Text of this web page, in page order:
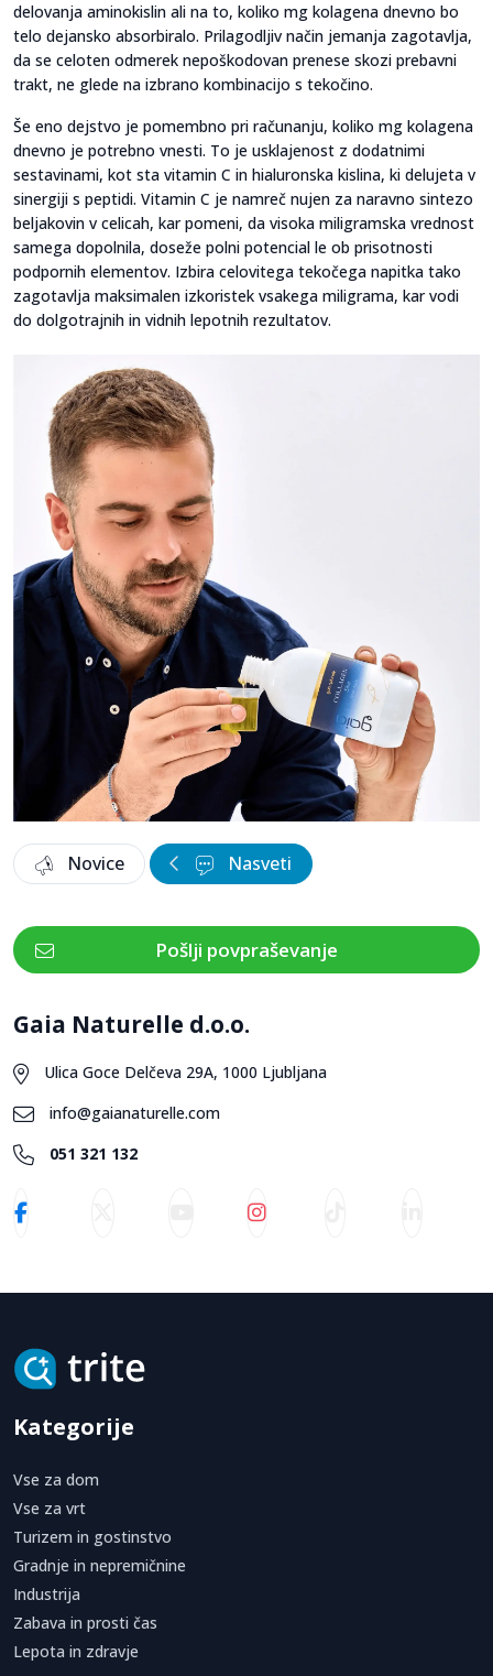
delovanja aminokislin ali na to, koliko mg kolagena dnevno bo
telo dejansko absorbiralo. Prilagodljiv način jemanja zagotavlja,
da se celoten odmerek nepoškodovan prenese skozi prebavni
trakt, ne glede na izbrano kombinacijo s tekočino.
Še eno dejstvo je pomembno pri računanju, koliko mg kolagena
dnevno je potrebno vnesti. To je usklajenost z dodatnimi
sestavinami, kot sta vitamin C in hialuronska kislina, ki delujeta v
sinergiji s peptidi. Vitamin C je namreč nujen za naravno sintezo
beljakovin v celicah, kar pomeni, da visoka miligramska vrednost
samega dopolnila, doseže polni potencial le ob prisotnosti
podpornih elementov. Izbira celovitega tekočega napitka tako
zagotavlja maksimalen izkoristek vsakega miligrama, kar vodi
do dolgotrajnih in vidnih lepotnih rezultatov.
Novice Nasveti
Pošlji povpraševanje
Gaia Naturelle d.o.o.
Ulica Goce Delčeva 29A, 1000 Ljubljana
info@gaianaturelle.com
051 321 132
Kategorije
Vse za dom
Vse za vrt
Turizem in gostinstvo
Gradnje in nepremičnine
Industrija
Zabava in prosti čas
Lepota in zdravje